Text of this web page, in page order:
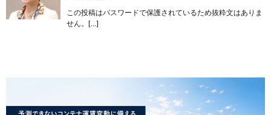
この投稿はパスワードで保護されているため抜粋文はありま
せん。[…]